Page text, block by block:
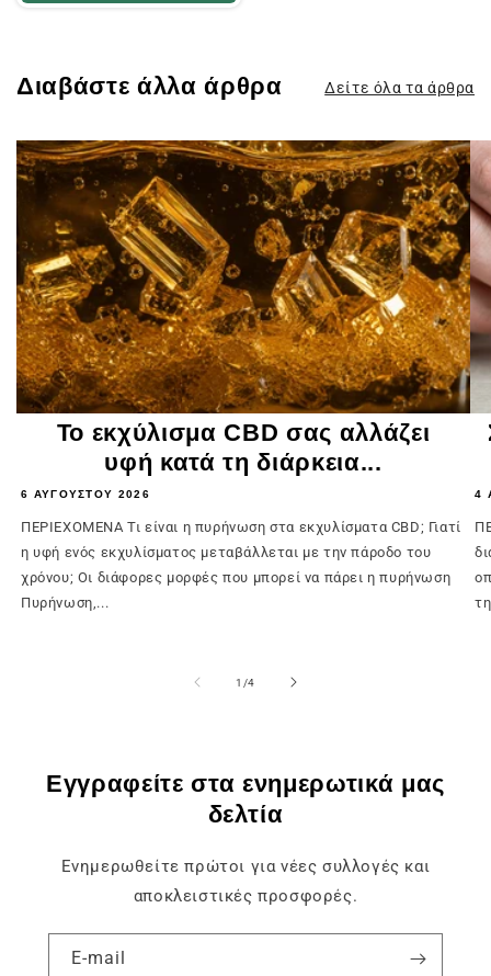
Διαβάστε άλλα άρθρα Δείτε όλα τα άρθρα
Το εκχύλισμα CBD σας αλλάζει
υφή κατά τη διάρκεια...
6 ΑΥΓΟΎΣΤΟΥ 2026
ΠΕΡΙΕΧΟΜΕΝΑ Τι είναι η πυρήνωση στα εκχυλίσματα CBD; Γιατί
η υφή ενός εκχυλίσματος μεταβάλλεται με την πάροδο του
χρόνου; Οι διάφορες μορφές που μπορεί να πάρει η πυρήνωση
Πυρήνωση,...
4
1 /του
4
Εγγραφείτε στα ενημερωτικά μας
δελτία
Ενημερωθείτε πρώτοι για νέες συλλογές και
αποκλειστικές προσφορές.
E-mail